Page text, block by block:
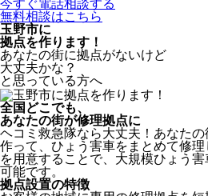
今すぐ電話相談する
無料相談はこちら
玉野市に
拠点を作ります！
あなたの街に拠点がないけど
大丈夫かな？
と思っている方へ
全国どこでも、
あなたの街が修理拠点に
ヘコミ救急隊なら大丈夫！あなた
作って、ひょう害車をまとめて修
を用意することで、大規模ひょう
可能です。
拠点設置の特徴